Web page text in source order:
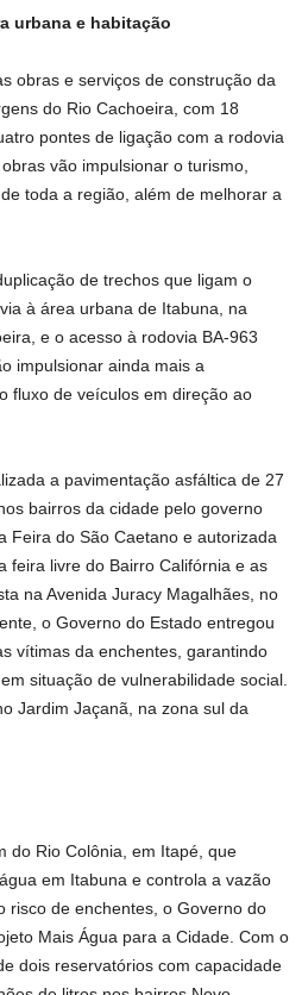
urbana e habitação
obras e serviços de construção da
do Rio Cachoeira, com 18
pontes de ligação com a rodovia
vão impulsionar o turismo,
toda a região, além de melhorar a
de trechos que ligam o
à área urbana de Itabuna, na
e o acesso à rodovia BA-963
impulsionar ainda mais a
fluxo de veículos em direção ao
a pavimentação asfáltica de 27
bairros da cidade pelo governo
Feira do São Caetano e autorizada
feira livre do Bairro Califórnia e as
na Avenida Juracy Magalhães, no
o Governo do Estado entregou
vítimas da enchentes, garantindo
situação de vulnerabilidade social.
Jardim Jaçanã, na zona sul da
do Rio Colônia, em Itapé, que
em Itabuna e controla a vazão
risco de enchentes, o Governo do
Mais Água para a Cidade. Com o
dois reservatórios com capacidade